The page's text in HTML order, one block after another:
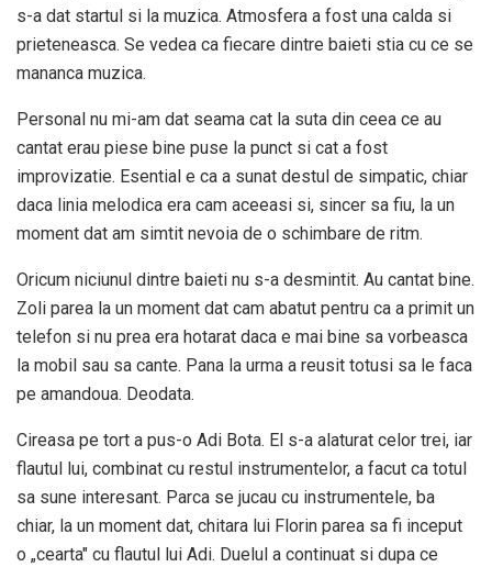
s-a dat startul si la muzica. Atmosfera a fost una calda si
prieteneasca. Se vedea ca fiecare dintre baieti stia cu ce se
mananca muzica.
Personal nu mi-am dat seama cat la suta din ceea ce au
cantat erau piese bine puse la punct si cat a fost
improvizatie. Esential e ca a sunat destul de simpatic, chiar
daca linia melodica era cam aceeasi si, sincer sa fiu, la un
moment dat am simtit nevoia de o schimbare de ritm.
Oricum niciunul dintre baieti nu s-a desmintit. Au cantat bine.
Zoli parea la un moment dat cam abatut pentru ca a primit un
telefon si nu prea era hotarat daca e mai bine sa vorbeasca
la mobil sau sa cante. Pana la urma a reusit totusi sa le faca
pe amandoua. Deodata.
Cireasa pe tort a pus-o Adi Bota. El s-a alaturat celor trei, iar
flautul lui, combinat cu restul instrumentelor, a facut ca totul
sa sune interesant. Parca se jucau cu instrumentele, ba
chiar, la un moment dat, chitara lui Florin parea sa fi inceput
o „cearta" cu flautul lui Adi. Duelul a continuat si dupa ce